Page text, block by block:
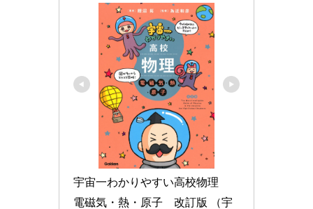
宇宙一わかりやすい高校物理
電磁気・熱・原子　改訂版 （宇